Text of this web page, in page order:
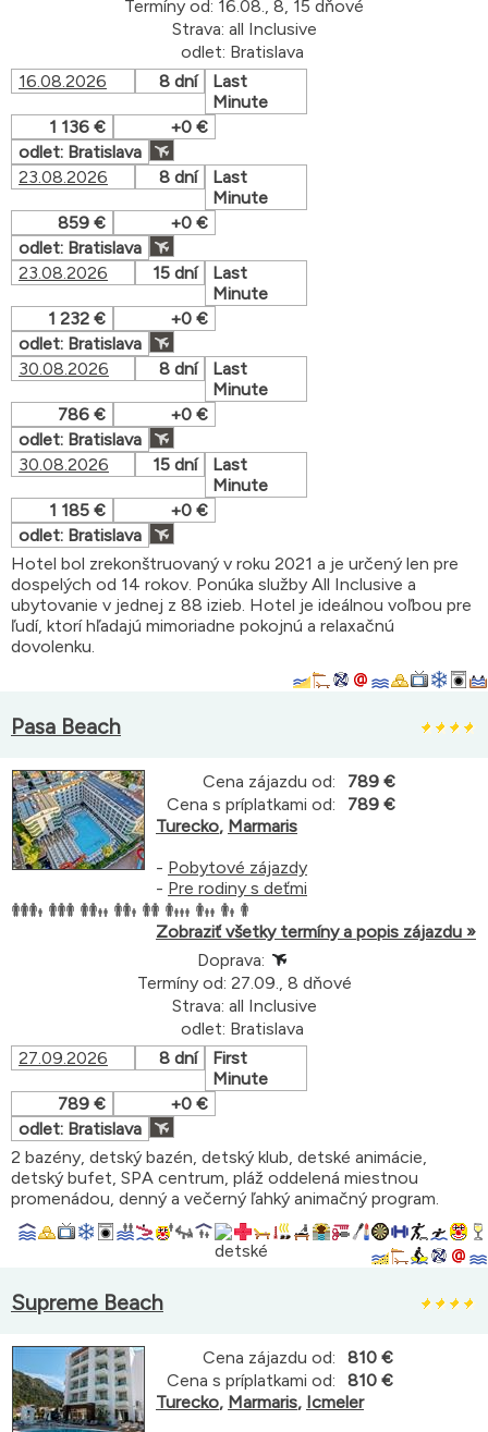
Termíny od: 16.08., 8, 15 dňové
Strava: all Inclusive
odlet: Bratislava
16.08.2026
8 dní
Last
Minute
1 136 €
+0 €
odlet: Bratislava
23.08.2026
8 dní
Last
Minute
859 €
+0 €
odlet: Bratislava
23.08.2026
15 dní
Last
Minute
1 232 €
+0 €
odlet: Bratislava
30.08.2026
8 dní
Last
Minute
786 €
+0 €
odlet: Bratislava
30.08.2026
15 dní
Last
Minute
1 185 €
+0 €
odlet: Bratislava
Hotel bol zrekonštruovaný v roku 2021 a je určený len pre
dospelých od 14 rokov. Ponúka služby All Inclusive a
ubytovanie v jednej z 88 izieb. Hotel je ideálnou voľbou pre
ľudí, ktorí hľadajú mimoriadne pokojnú a relaxačnú
dovolenku.
Pasa Beach
Cena zájazdu od:
789 €
Cena s príplatkami od:
789 €
Turecko, Marmaris
- Pobytové zájazdy
- Pre rodiny s deťmi
Zobraziť všetky termíny a popis zájazdu »
Doprava:
Termíny od: 27.09., 8 dňové
Strava: all Inclusive
odlet: Bratislava
27.09.2026
8 dní
First
Minute
789 €
+0 €
odlet: Bratislava
2 bazény, detský bazén, detský klub, detské animácie,
detský bufet, SPA centrum, pláž oddelená miestnou
promenádou, denný a večerný ľahký animačný program.
Supreme Beach
Cena zájazdu od:
810 €
Cena s príplatkami od:
810 €
Turecko, Marmaris, Icmeler